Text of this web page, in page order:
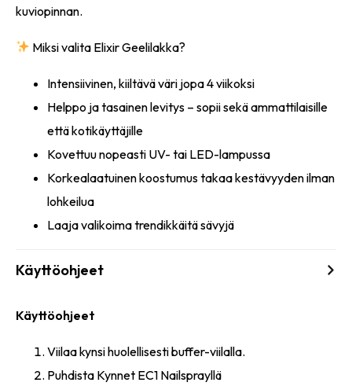
kuviopinnan.
Miksi valita Elixir Geelilakka?
Intensiivinen, kiiltävä väri jopa 4 viikoksi
Helppo ja tasainen levitys – sopii sekä ammattilaisille
että kotikäyttäjille
Kovettuu nopeasti UV- tai LED-lampussa
Korkealaatuinen koostumus takaa kestävyyden ilman
lohkeilua
Laaja valikoima trendikkäitä sävyjä
Käyttöohjeet
Käyttöohjeet
Viilaa kynsi huolellisesti buffer-viilalla.
Puhdista Kynnet EC1 Nailsprayllä